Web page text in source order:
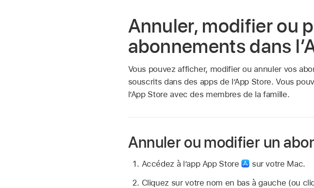
Annuler, modifier ou
abonnements dans
Vous pouvez afficher, modifier ou annuler vos
souscrits dans des apps de lʼApp Store. Vous
l’App Store avec des membres de la famille.
Annuler ou modifier un
Accédez à lʼapp App Store
sur votre Mac.
Cliquez sur votre nom en bas à gauche (ou